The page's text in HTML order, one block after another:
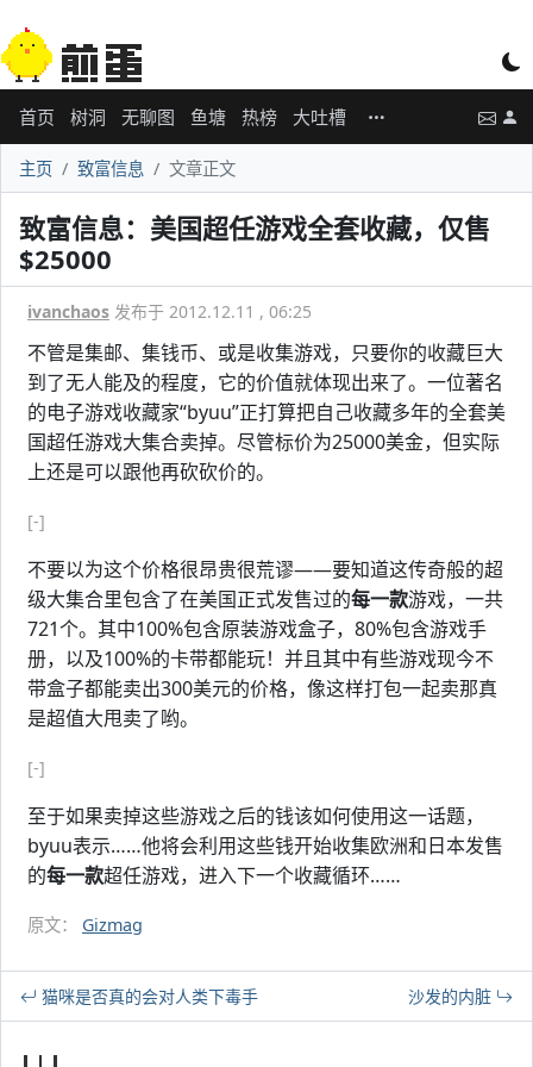
首页 树洞 无聊图 鱼塘 热榜 大吐槽
主页 致富信息 文章正文
致富信息：美国超任游戏全套收藏，仅售
$25000
ivanchaos 发布于 2012.12.11 , 06:25
不管是集邮、集钱币、或是收集游戏，只要你的收藏巨大
到了无人能及的程度，它的价值就体现出来了。一位著名
的电子游戏收藏家“byuu”正打算把自己收藏多年的全套美
国超任游戏大集合卖掉。尽管标价为25000美金，但实际
上还是可以跟他再砍砍价的。
[-]
不要以为这个价格很昂贵很荒谬——要知道这传奇般的超
级大集合里包含了在美国正式发售过的每一款游戏，一共
721个。其中100%包含原装游戏盒子，80%包含游戏手
册，以及100%的卡带都能玩！并且其中有些游戏现今不
带盒子都能卖出300美元的价格，像这样打包一起卖那真
是超值大甩卖了哟。
[-]
至于如果卖掉这些游戏之后的钱该如何使用这一话题，
byuu表示……他将会利用这些钱开始收集欧洲和日本发售
的每一款超任游戏，进入下一个收藏循环……
原文： Gizmag
猫咪是否真的会对人类下毒手 沙发的内脏